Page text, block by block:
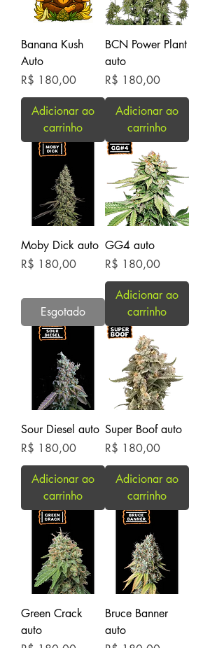
Banana Kush
Auto
Preço
R$ 180,00
Adicionar ao
carrinho
BCN Power Plant
auto
Preço
R$ 180,00
Adicionar ao
carrinho
Moby Dick auto
Preço
R$ 180,00
Esgotado
GG4 auto
Preço
R$ 180,00
Adicionar ao
carrinho
Sour Diesel auto
Preço
R$ 180,00
Adicionar ao
carrinho
Super Boof auto
Preço
R$ 180,00
Adicionar ao
carrinho
Green Crack
auto
Bruce Banner
auto